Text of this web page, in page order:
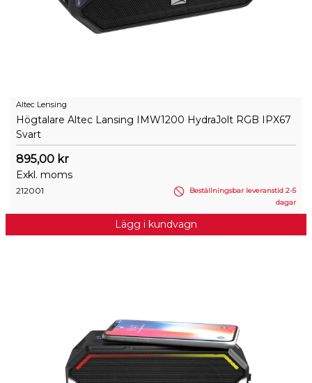
Altec Lensing
Högtalare Altec Lansing IMW1200 HydraJolt RGB IPX67
Svart
895,00 kr
Exkl. moms
212001
Beställningsbar leveranstid 2-5
dagar
Lägg i kundvagn